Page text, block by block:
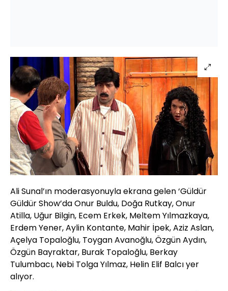
Ali Sunal’ın moderasyonuyla ekrana gelen ‘Güldür
Güldür Show’da Onur Buldu, Doğa Rutkay, Onur
Atilla, Uğur Bilgin, Ecem Erkek, Meltem Yılmazkaya,
Erdem Yener, Aylin Kontante, Mahir İpek, Aziz Aslan,
Açelya Topaloğlu, Toygan Avanoğlu, Özgün Aydın,
Özgün Bayraktar, Burak Topaloğlu, Berkay
Tulumbacı, Nebi Tolga Yılmaz, Helin Elif Balcı yer
alıyor.